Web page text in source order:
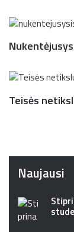
Teisės
Naujausi